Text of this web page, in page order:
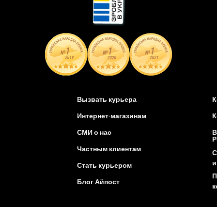
Вызвать курьера
Интернет-магазинам
СМИ о нас
Частным клиентам
Стать курьером
Блог Айпост